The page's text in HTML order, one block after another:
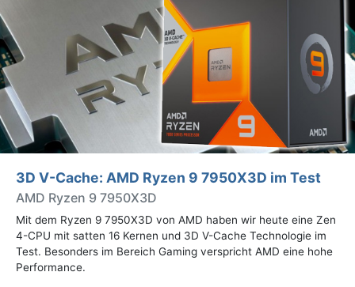
3D V-Cache: AMD Ryzen 9 7950X3D im Test
AMD Ryzen 9 7950X3D
Mit dem Ryzen 9 7950X3D von AMD haben wir heute eine Zen
4-CPU mit satten 16 Kernen und 3D V-Cache Technologie im
Test. Besonders im Bereich Gaming verspricht AMD eine hohe
Performance.